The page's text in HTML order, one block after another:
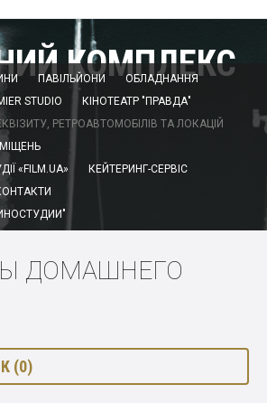
КОМПЛЕКС
ПАВІЛЬЙОНИ
ОБЛАДНАННЯ
STUDIO
КІНОТЕАТР "ПРАВДА"
РЕТРОАВТОМОБІЛІВ ТА ЛОКАЦІЙ
«FILM.UA»
КЕЙТЕРИНГ-СЕРВІС
ДОМАШНЕГО
(0)